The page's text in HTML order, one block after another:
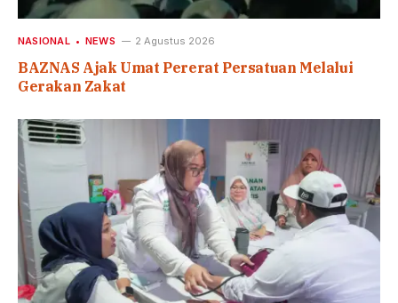
NASIONAL NEWS 2 Agustus 2026
BAZNAS Ajak Umat Pererat Persatuan Melalui
Gerakan Zakat